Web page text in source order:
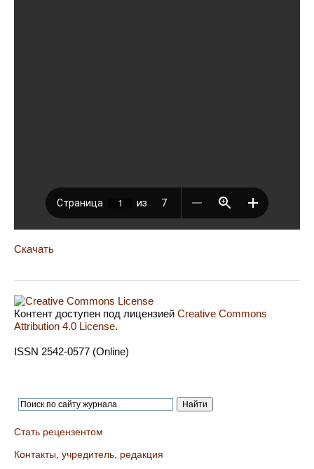
Скачать
Контент доступен под лицензией Creative Commons
Attribution 4.0 License.
ISSN 2542-0577 (Online)
Стать рецензентом
Контакты, учредитель, редакция